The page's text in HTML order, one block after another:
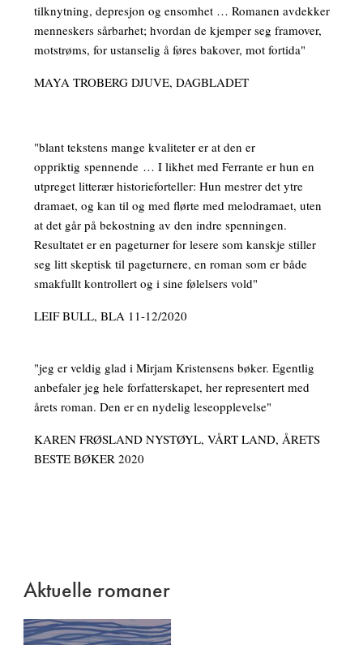
tilknytning, depresjon og ensomhet … Romanen avdekker
menneskers sårbarhet; hvordan de kjemper seg framover,
motstrøms, for ustanselig å føres bakover, mot fortida"
MAYA TROBERG DJUVE, DAGBLADET
"blant tekstens mange kvaliteter er at den er
oppriktig spennende … I likhet med Ferrante er hun en
utpreget litterær historieforteller: Hun mestrer det ytre
dramaet, og kan til og med flørte med melodramaet, uten
at det går på bekostning av den indre spenningen.
Resultatet er en pageturner for lesere som kanskje stiller
seg litt skeptisk til pageturnere, en roman som er både
smakfullt kontrollert og i sine følelsers vold"
LEIF BULL, BLA 11-12/2020
"jeg er veldig glad i Mirjam Kristensens bøker. Egentlig
anbefaler jeg hele forfatterskapet, her representert med
årets roman. Den er en nydelig leseopplevelse"
KAREN FRØSLAND NYSTØYL, VÅRT LAND, ÅRETS
BESTE BØKER 2020
Aktuelle romaner